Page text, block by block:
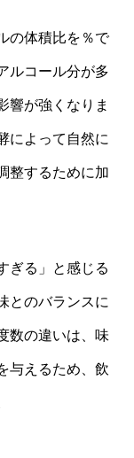
の体積比を％で
ルコール分が多
響が強くなりま
によって自然に
整するために加
ぎる」と感じる
とのバランスに
数の違いは、味
与えるため、飲